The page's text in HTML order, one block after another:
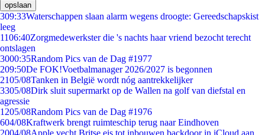
opslaan
309:33Waterschappen slaan alarm wegens droogte: Gereedschapskist
leeg
1106:40Zorgmedewerkster die 's nachts haar vriend bezocht terecht
ontslagen
3000:35Random Pics van de Dag #1977
209:50De FOK!Voetbalmanager 2026/2027 is begonnen
2105/08Tanken in België wordt nóg aantrekkelijker
3305/08Dirk sluit supermarkt op de Wallen na golf van diefstal en
agressie
1205/08Random Pics van de Dag #1976
604/08Kraftwerk brengt ruimteschip terug naar Eindhoven
2004/08Apple vecht Britse eis tot inbouwen backdoor in iCloud aan